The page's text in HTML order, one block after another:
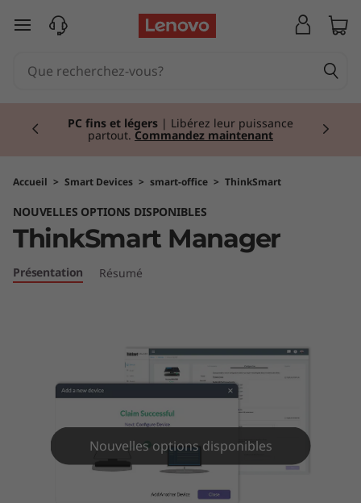
T
S
m
a
passer au contenu principal
PC fins et légers | Libérez leur puissance
partout. Commandez maintenant
Accueil > Smart Devices > smart-office > ThinkSmart
NOUVELLES OPTIONS DISPONIBLES
ThinkSmart Manager
Présentation Résumé
Nouvelles options disponibles